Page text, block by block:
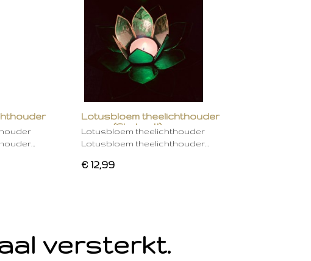
Lotusbloem theelichthouder
groen (Chakra 4)
Lotusbloem theelichthouder
Lotusbloem theelichthouder…
€ 12,99
versterkt.